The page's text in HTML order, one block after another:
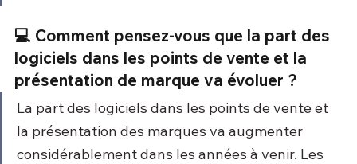
💻 Comment pensez-vous que la part des
logiciels dans les points de vente et la
présentation de marque va évoluer ?
La part des logiciels dans les points de vente et
la présentation des marques va augmenter
considérablement dans les années à venir. Les